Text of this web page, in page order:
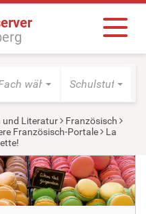
wählen Schulstufe
und Literatur
Französisch
Französisch-Portale
La